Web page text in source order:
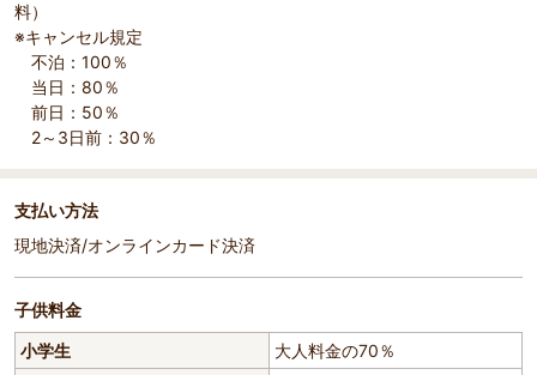
料）
※キャンセル規定
不泊：100％
当日：80％
前日：50％
2～3日前：30％
支払い方法
現地決済/オンラインカード決済
子供料金
小学生
大人料金の70％